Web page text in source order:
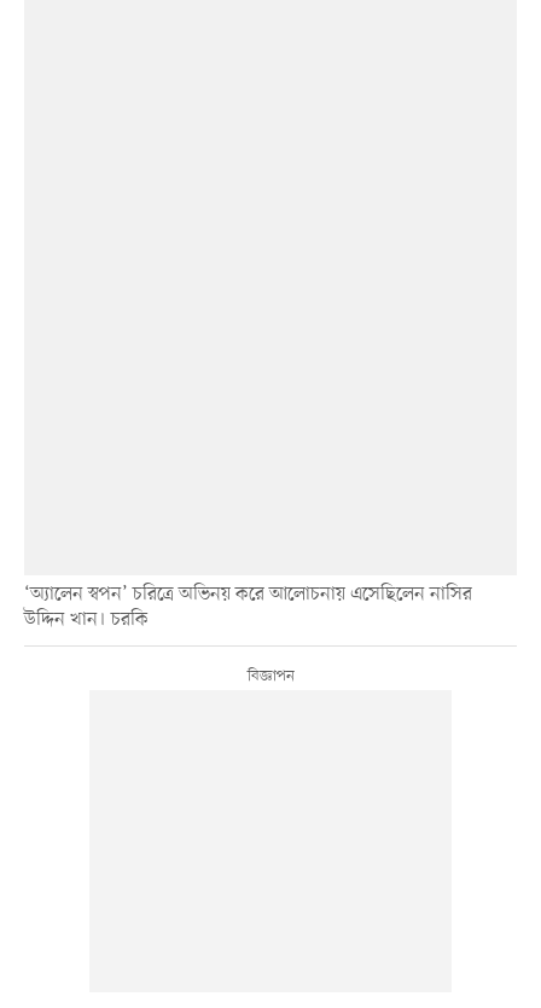
‘অ্যালেন স্বপন’ চরিত্রে অভিনয় করে আলোচনায় এসেছিলেন নাসির
উদ্দিন খান। চরকি